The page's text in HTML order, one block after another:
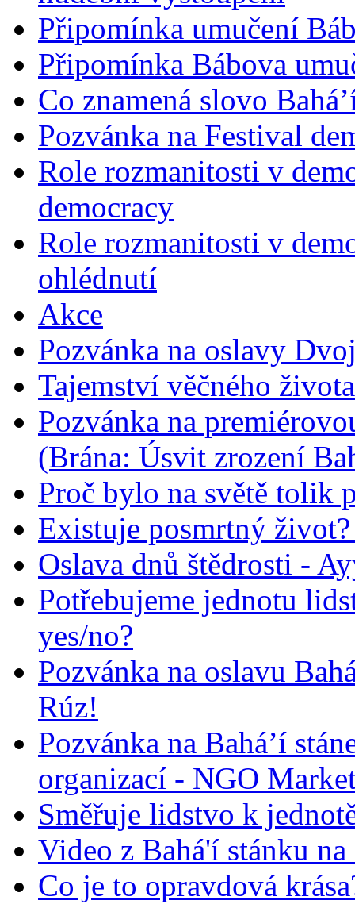
Připomínka umučení
Připomínka Bábova
Co znamená slovo
Pozvánka na Festival
Role rozmanitosti v
democracy
Role rozmanitosti v
ohlédnutí
Akce
Pozvánka na oslavy
Tajemství věčného života
Pozvánka na
(Brána: Úsvit zrození
Proč bylo na světě tolik
Existuje posmrtný
Oslava dnů štědrosti -
Potřebujeme jednotu
yes/no?
Pozvánka na oslavu
Rúz!
Pozvánka na Bahá’í
organizací - NGO
Směřuje lidstvo k
Video z Bahá'í stánku
Co je to opravdová